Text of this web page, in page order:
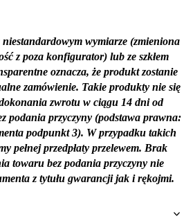
wymiarze (zmieniona
z poza konfigurator) lub ze szkłem
oznacza, że produkt zostanie
zamówienie. Takie produkty nie się
zwrotu w ciągu 14 dni od
podania przyczyny (podstawa prawna:
podpunkt 3). W przypadku takich
pełnej przedpłaty przelewem. Brak
towaru bez podania przyczyny nie
z tytułu gwarancji jak i rękojmi.